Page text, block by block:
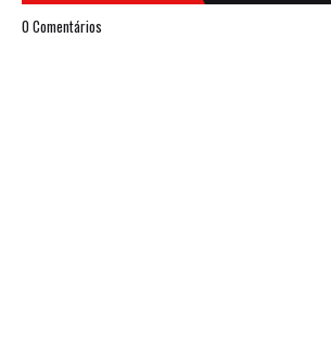
0 Comentários